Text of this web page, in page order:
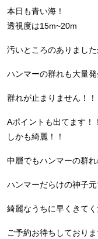
本日も青い海！
透視度は15m~20m
汚いところのありまし
ハンマーの群れも大量発
群れが止まりません！！
Aポイントも出てます！
しかも綺麗！！
中層でもハンマーの群
ハンマーだらけの神子元
綺麗なうちに早くきてく
ご予約お待ちしておりま